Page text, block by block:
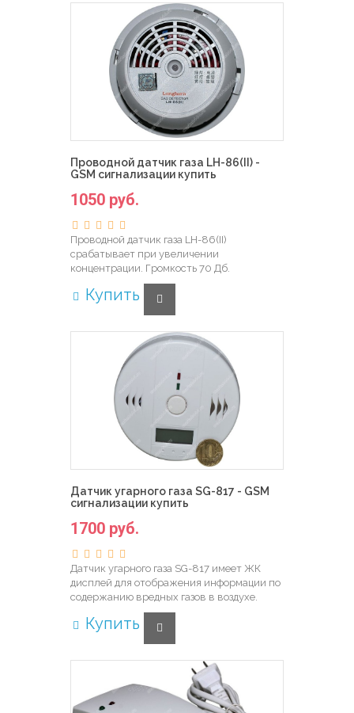
Проводной датчик газа LH-86(II) -
GSM сигнализации купить
1050 руб.
Проводной датчик газа LH-86(II)
срабатывает при увеличении
концентрации. Громкость 70 Дб.
Купить
Датчик угарного газа SG-817 - GSM
сигнализации купить
1700 руб.
Датчик угарного газа SG-817 имеет ЖК
дисплей для отображения информации по
содержанию вредных газов в воздухе.
Купить